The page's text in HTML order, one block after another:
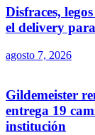
Disfraces,
el delivery
agosto 7, 2026
Gildemeister
entrega 19
institución